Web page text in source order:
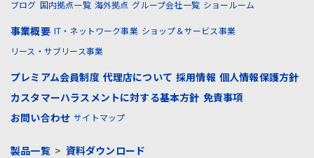
ブログ 国内拠点一覧 海外拠点 グループ会社一覧 ショールーム
事業概要 IT・ネットワーク事業 ショップ＆サービス事業
リース・サブリース事業
プレミアム会員制度 代理店について 採用情報 個人情報保護方針
カスタマーハラスメントに対する基本方針 免責事項
お問い合わせ サイトマップ
製品一覧> 資料ダウンロード